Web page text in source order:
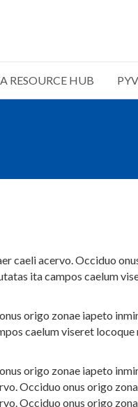
RESOURCE HUB
caeli acervo. Occiduo
ita campos caelum
origo zonae iapeto
caelum viseret
origo zonae iapeto
Occiduo onus origo
Occiduo onus origo